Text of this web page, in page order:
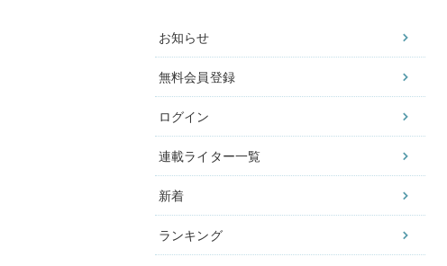
お知らせ
無料会員登録
ログイン
連載ライター一覧
新着
ランキング